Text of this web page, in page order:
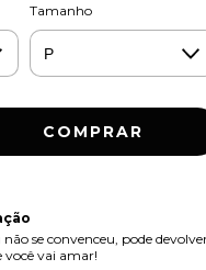
Tamanho
se convenceu, pode
você vai amar!